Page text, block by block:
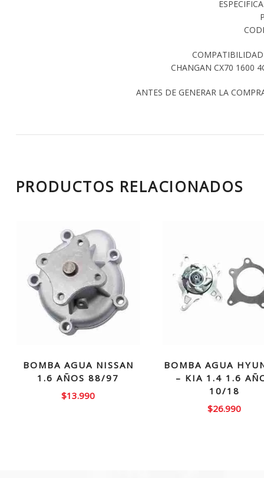
COMPATIBILIDAD
CHANGAN CX70 1600
ANTES DE GENERAR LA
PRODUCTOS RELACIONADOS
BOMBA AGUA NISSAN
1.6 AÑOS 88/97
$13.990
BOMBA AGUA
– KIA 1.4 1.6
10/18
$26.990